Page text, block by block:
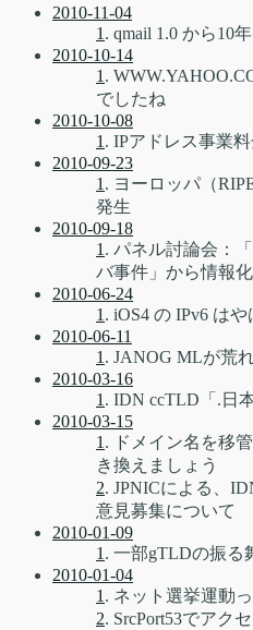
2010-11-04
1 . qmail 1.0 から10
2010-10-14
1 .
でしたね
2010-10-08
1 . IPアドレス事業
2010-09-23
1 . ヨーロッパ（
発生
2010-09-18
1 . パネル討論会：
バ事件」から情報
2010-06-24
1 . iOS4 の IPv6 は
2010-06-11
1 . JANOG MLが荒
2010-03-16
1 . IDN ccTLD「.日
2010-03-15
1 . ドメイン名を移
き換えましょう
2. JPNICによる、
意見募集について
2010-01-09
1 . 一部gTLDの振る
2010-01-04
1 . ネット選挙運動
2. SrcPort53でアク